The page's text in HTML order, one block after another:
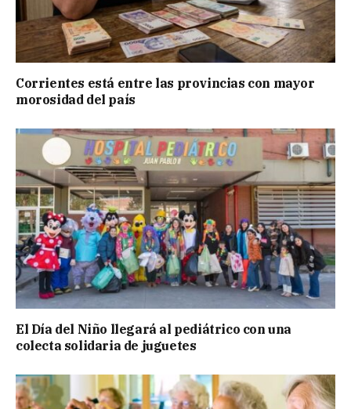
Corrientes está entre las provincias con mayor
morosidad del país
El Día del Niño llegará al pediátrico con una
colecta solidaria de juguetes